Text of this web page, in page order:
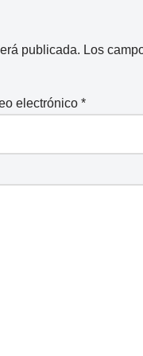
publicada. Los
electrónico*